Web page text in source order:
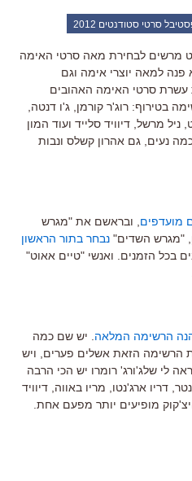
סרטי סטודנטים 2012
מרשים לבחירת מאה סרטי האימה
למאה יוצרי אימה וגם
עשרת סרטי האימה האהובים
בטירוף: רוג'ר קורמן, ג'ו דנטה,
ניל מרשל, דיוויד סלייד ועוד המון
כמה נעים, גם אהרון קשלס ונבות
מועדפים , ובראשם את "מגרש
"מגרש השדים" נבחר בתור הראשון
בכל הזמנים. ואנשי "טיים אאוט"
הרשימה המלאה . יש שם כמה
הרשימה הזאת אשלים פערים, ויש
לי שלג'ורג' רומרו יש הכי הרבה
דריו ארג'נטו, מריו באווה, דיוויד
מופיעים יותר מפעם אחת.